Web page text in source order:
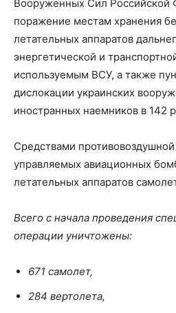
Вооруженных Сил Российской
поражение местам хранения
летательных аппаратов
энергетической и
используемым ВСУ, а также
дислокации украинских
иностранных наемников в 142
Средствами
управляемых авиационных
летательных аппаратов
Всего с начала проведения
операции уничтожены:
671 самолет,
284 вертолета,